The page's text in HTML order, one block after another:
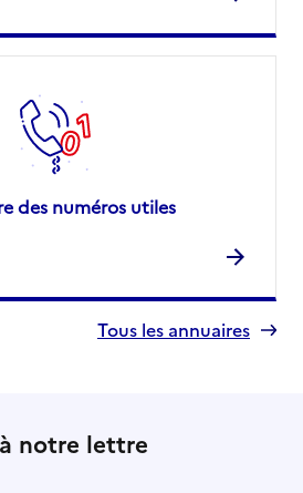
des numéros utiles
Tous les annuaires
notre lettre